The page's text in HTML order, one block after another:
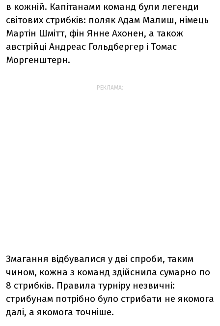
в кожній. Капітанами команд були легенди
світових стрибків: поляк Адам Малиш, німець
Мартін Шмітт, фін Янне Ахонен, а також
австрійці Андреас Гольдбергер і Томас
Моргенштерн.
РЕКЛАМА:
Змагання відбувалися у дві спроби, таким
чином, кожна з команд здійснила сумарно по
8 стрибків. Правила турніру незвичні:
стрибунам потрібно було стрибати не якомога
далі, а якомога точніше.